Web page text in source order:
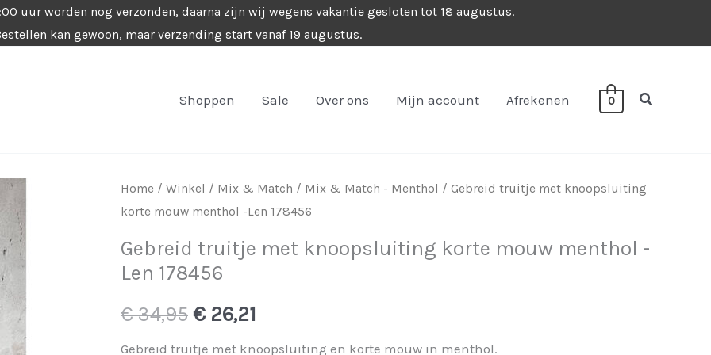
uur worden nog verzonden, daarna zijn wij wegens vakantie gesloten tot 18 augustus.
kan gewoon, maar verzending start vanaf 19 augustus.
Shoppen Sale Over ons Mijn account Afrekenen 0 Zoeken
Home / Winkel / Mix & Match / Mix & Match - Menthol / Gebreid truitje met knoopsluiting
korte mouw menthol -Len 178456
Gebreid truitje met knoopsluiting korte mouw menthol -
Len 178456
€34,95 Oorspronkelijke
prijs
€ 26,21
prijs
Gebreid truitje met knoopsluiting en korte mouw in menthol.